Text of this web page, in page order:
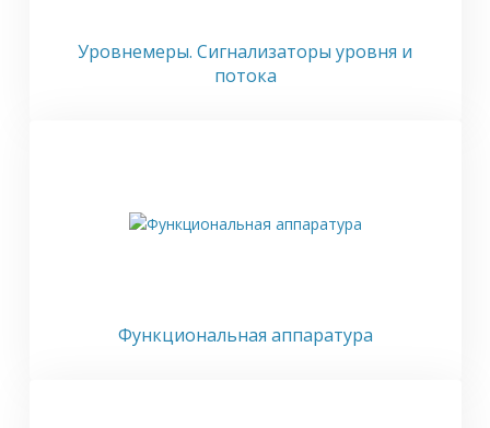
Уровнемеры. Сигнализаторы уровня и
потока
Функциональная аппаратура